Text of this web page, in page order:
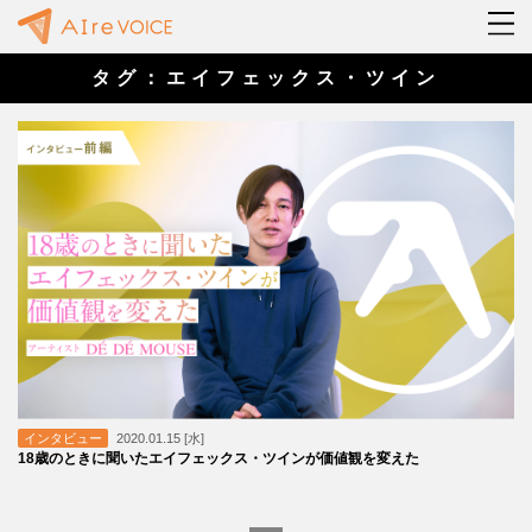
タグ：エイフェックス・ツイン
インタビュー 2020.01.15 [水]
18歳のときに聞いたエイフェックス・ツインが価値観を変えた